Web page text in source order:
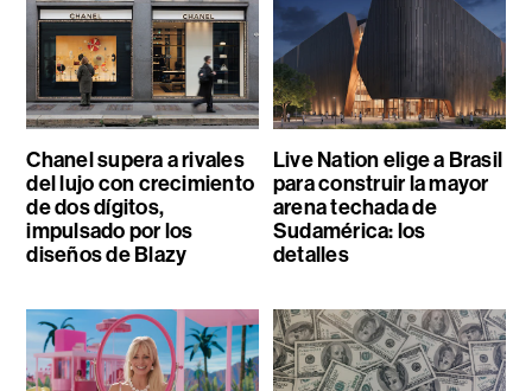
Chanel supera a rivales
del lujo con crecimiento
de dos dígitos,
impulsado por los
diseños de Blazy
Live Nation elige a Brasil
para construir la mayor
arena techada de
Sudamérica: los
detalles